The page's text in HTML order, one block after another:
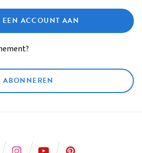
EEN ACCOUNT AAN
ABONNEREN